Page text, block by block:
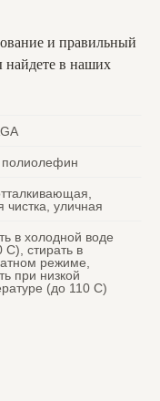
и правильный
найдете в наших
полиолефин
чистка, уличная
в холодной воде
C), стирать в
режиме,
при низкой
(до 110 С)